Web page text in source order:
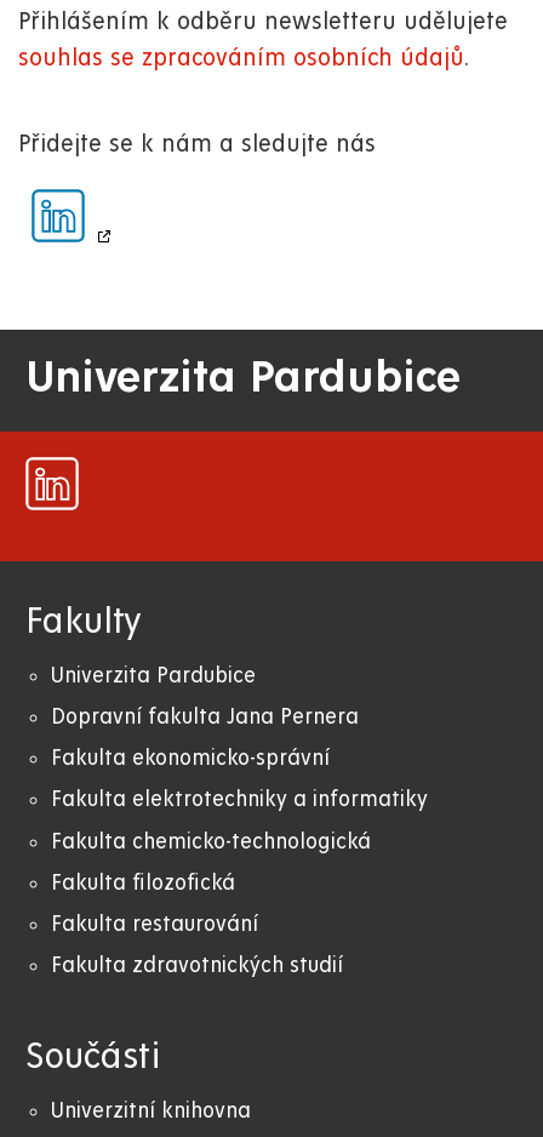
Přihlášením k odběru newsletteru udělujete
souhlas se zpracováním osobních údajů.
Přidejte se k nám a sledujte nás
Univerzita Pardubice
Fakulty
Univerzita Pardubice
Dopravní fakulta Jana Pernera
Fakulta ekonomicko-správní
Fakulta elektrotechniky a informatiky
Fakulta chemicko-technologická
Fakulta filozofická
Fakulta restaurování
Fakulta zdravotnických studií
Součásti
Univerzitní knihovna